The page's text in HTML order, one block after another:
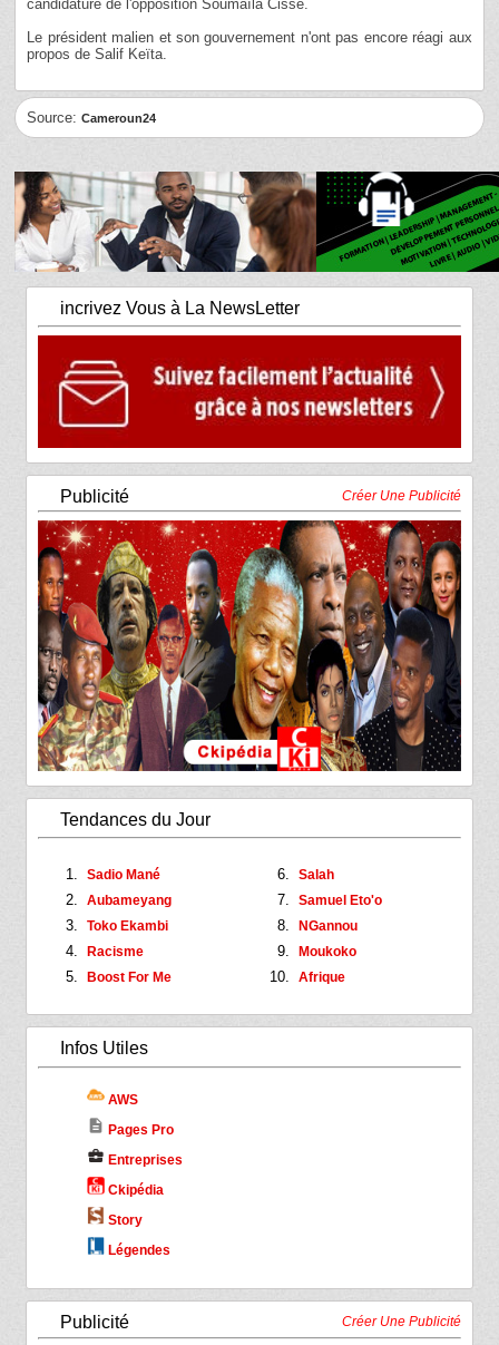
candidature de l'opposition Soumaïla Cissé.
Le président malien et son gouvernement n'ont pas encore réagi aux
propos de Salif Keïta.
Source:Cameroun24
incrivez Vous à La NewsLetter
Publicité Créer Une Publicité
Tendances du Jour
Sadio Mané
Aubameyang
Toko Ekambi
Racisme
Boost For Me
Salah
Samuel Eto'o
NGannou
Moukoko
Afrique
Infos Utiles
AWS
description Pages Pro
business_center Entreprises
Ckipédia
Story
Légendes
Publicité Créer Une Publicité